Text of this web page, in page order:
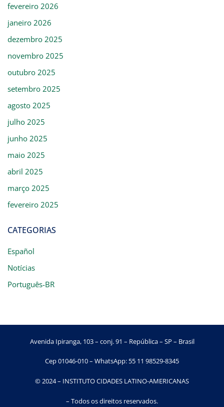
fevereiro 2026
janeiro 2026
dezembro 2025
novembro 2025
outubro 2025
setembro 2025
agosto 2025
julho 2025
junho 2025
maio 2025
abril 2025
março 2025
fevereiro 2025
CATEGORIAS
Español
Notícias
Português-BR
Avenida Ipiranga, 103 – conj. 91 – República – SP – Brasil
Cep 01046-010 – WhatsApp: 55 11 98529-8345
© 2024 – INSTITUTO CIDADES LATINO-AMERICANAS
– Todos os direitos reservados.​